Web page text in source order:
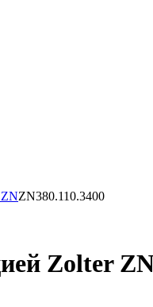
ZN380.110.3400
Zolter